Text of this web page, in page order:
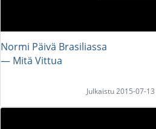
Normi Päivä Brasiliassa
― Mitä Vittua
Julkaistu 2015-07-